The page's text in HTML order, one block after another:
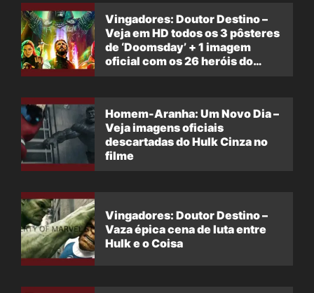
Vingadores: Doutor Destino –
Veja em HD todos os 3 pôsteres
de ‘Doomsday’ + 1 imagem
oficial com os 26 heróis do
Homem-Aranha: Um Novo Dia –
Veja imagens oficiais
descartadas do Hulk Cinza no
filme
Vingadores: Doutor Destino –
Vaza épica cena de luta entre
Hulk e o Coisa